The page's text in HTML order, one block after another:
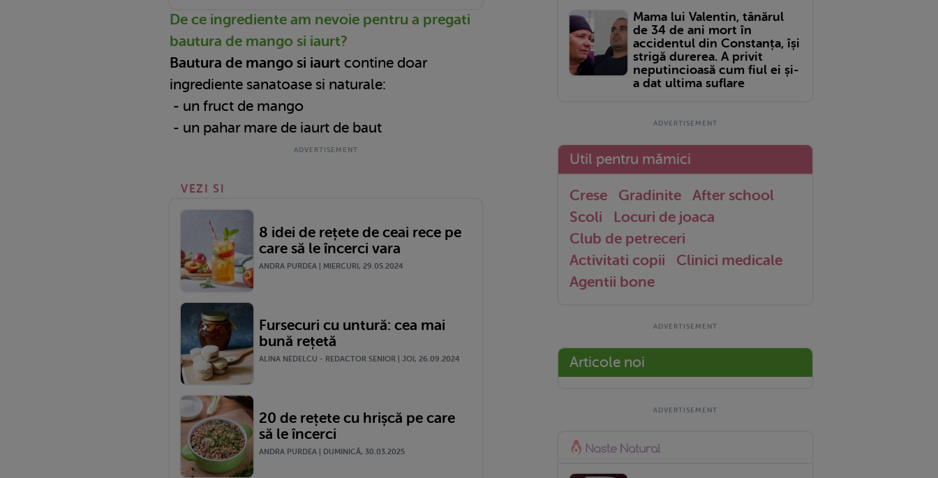
De ce ingrediente am nevoie pentru a pregati
bautura de mango si iaurt?
Bautura de mango si iaurt contine doar
ingrediente sanatoase si naturale:
- un fruct de mango
- un pahar mare de iaurt de baut
VEZI SI
8 idei de rețete de ceai rece pe
care să le încerci vara
ANDRA PURDEA | MIERCURI, 29.05.2024
Fursecuri cu untură: cea mai
bună rețetă
ALINA NEDELCU - REDACTOR SENIOR | JOI, 26.09.2024
20 de rețete cu hrișcă pe care
să le încerci
ANDRA PURDEA | DUMINICĂ, 30.03.2025
Mama lui Valentin, tânărul
de 34 de ani mort în
accidentul din Constanța, își
strigă durerea. A privit
neputincioasă cum fiul ei și-
a dat ultima suflare
Util pentru mămici
Crese Gradinite
After school
Scoli
Locuri de joaca
Club de petreceri
Activitati copii
Clinici medicale
Agentii bone
Articole noi